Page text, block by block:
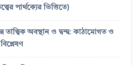
পার্থক্যের ভিত্তিতে)
তাত্ত্বিক অবস্থান ও দ্বন্দ্ব: কাঠামোগত ও